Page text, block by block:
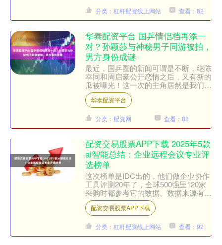
分类：杠杆配资线上网站 查看：82
华泰配资平台 国乒情侣档再添一
对？孙颖莎与神秘男子同游被拍，
男方身份成谜
最近，国乒圈的新闻可谓是不断，继陈
幸同和周启豪公开恋情之后，又有新的
瓜被曝光！这一次的主角居然是我们大
家熟知的小魔王孙颖莎。有网友偶然拍
到她与一位神秘男子一起出....
华泰配资平台
分类：配资网 查看：88
配资交易股票APP下载 2025年5款
ai智能总结：企业远程会议专业评
选榜单
这次榜单是IDC出的，他们做企业协作
工具评测20年了，全球500强里120家
采购时都参考它的数据。数据来源有三
个：厂商技术报告、第三方性能监测、
1200个商务用....
配资交易股票APP下载
分类：杠杆配资线上网站 查看：92